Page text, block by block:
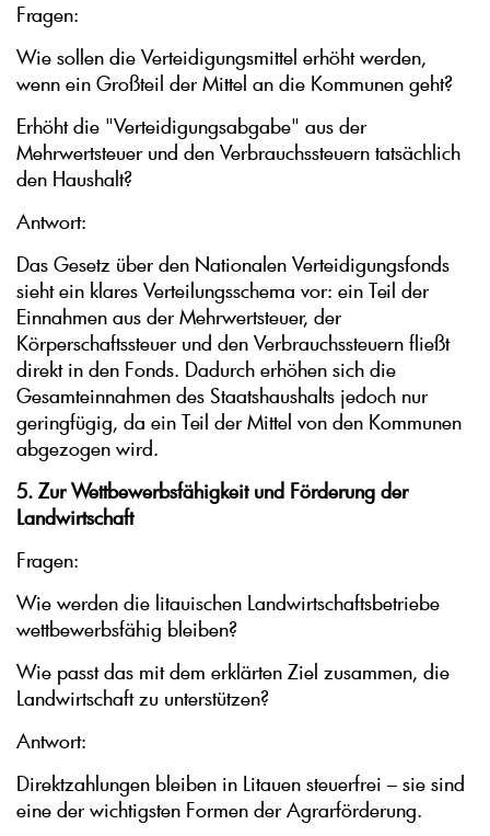
Fragen:
Wie sollen die Verteidigungsmittel erhöht werden,
wenn ein Großteil der Mittel an die Kommunen geht?
Erhöht die "Verteidigungsabgabe" aus der
Mehrwertsteuer und den Verbrauchssteuern tatsächlich
den Haushalt?
Antwort:
Das Gesetz über den Nationalen Verteidigungsfonds
sieht ein klares Verteilungsschema vor: ein Teil der
Einnahmen aus der Mehrwertsteuer, der
Körperschaftssteuer und den Verbrauchssteuern fließt
direkt in den Fonds. Dadurch erhöhen sich die
Gesamteinnahmen des Staatshaushalts jedoch nur
geringfügig, da ein Teil der Mittel von den Kommunen
abgezogen wird.
5. Zur Wettbewerbsfähigkeit und Förderung der
Landwirtschaft
Fragen:
Wie werden die litauischen Landwirtschaftsbetriebe
wettbewerbsfähig bleiben?
Wie passt das mit dem erklärten Ziel zusammen, die
Landwirtschaft zu unterstützen?
Antwort:
Direktzahlungen bleiben in Litauen steuerfrei – sie sind
eine der wichtigsten Formen der Agrarförderung.